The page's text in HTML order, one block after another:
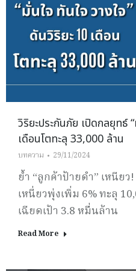
วิริยะประกันภัย เปิดกลยุทธ์
เดือนโตทะลุ 33,000 ล้าน
บทความ 29/11/2024
ย้ำ “ลูกค้าป้ายดำ” เหนีย
เหนี่ยวพุ่งเพิ่ม 6% ทะลุ
เฉียดเป้า 3.8 หมื่นล้าน
Read More